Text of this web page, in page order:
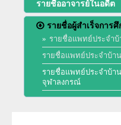
ปรัชญา วิสัยทัศน์ พันธกิจ
พัฒนาการของภาควิชา
คณ
รายชื่ออาจารย์ในอดีต
รายชื่อผู้สำเร็จการศึ
รายชื่อแพทย์ประจำบ้
รายชื่อแพทย์ประจำบ้า
รายชื่อแพทย์ประจำบ้า
จุฬาลงกรณ์